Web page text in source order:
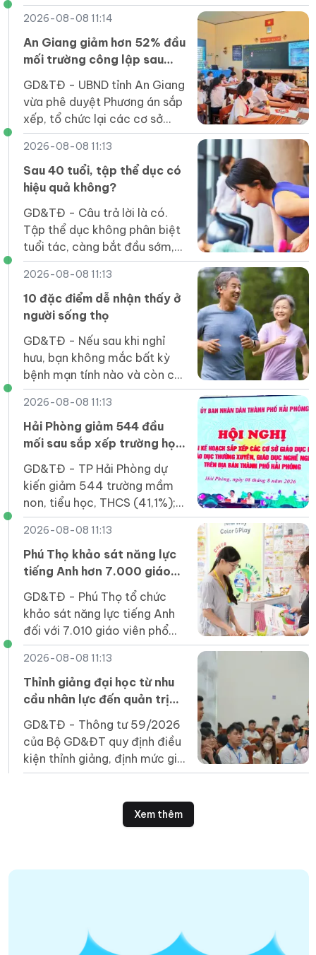
hướng dẫn thực hiện nhiệm vụ
giáo dục phổ thông năm học
2026-2027.
2026-08-08 11:14
An Giang giảm hơn 52% đầu
mối trường công lập sau
GD&TĐ - UBND tỉnh An Giang
vừa phê duyệt Phương án sắp
xếp, tổ chức lại các cơ sở
giáo dục mầm non, phổ
thông, GDTX, GDNN công lập
trên địa bàn tỉnh.
2026-08-08 11:13
Sau 40 tuổi, tập thể dục có
hiệu quả không?
GD&TĐ - Câu trả lời là có.
Tập thể dục không phân biệt
tuổi tác, càng bắt đầu sớm,
lợi ích càng nhiều.
2026-08-08 11:13
10 đặc điểm dễ nhận thấy ở
người sống thọ
GD&TĐ - Nếu sau khi nghỉ
hưu, bạn không mắc bất kỳ
bệnh mạn tính nào và còn có
10 đặc điểm dưới đây, thì
điều đó cho thấy bạn thuộc
nhóm người sống lâu.
2026-08-08 11:13
Hải Phòng giảm 544 đầu
mối sau sắp xếp trường học
GD&TĐ - TP Hải Phòng dự
kiến giảm 544 trường mầm
non, tiểu học, THCS (41,1%);
đảm bảo mô hình một trường
chính, có các phân hiệu, điểm
trường.
2026-08-08 11:13
Phú Thọ khảo sát năng lực
tiếng Anh hơn 7.000 giáo
viên phổ thông
GD&TĐ - Phú Thọ tổ chức
khảo sát năng lực tiếng Anh
đối với 7.010 giáo viên phổ
thông năm 2026.
2026-08-08 11:13
Thỉnh giảng đại học từ nhu
cầu nhân lực đến quản trị
GD&TĐ - Thông tư 59/2026
của Bộ GD&ĐT quy định điều
kiện thỉnh giảng, định mức giờ
giảng, hình thức hợp đồng...
Xem thêm